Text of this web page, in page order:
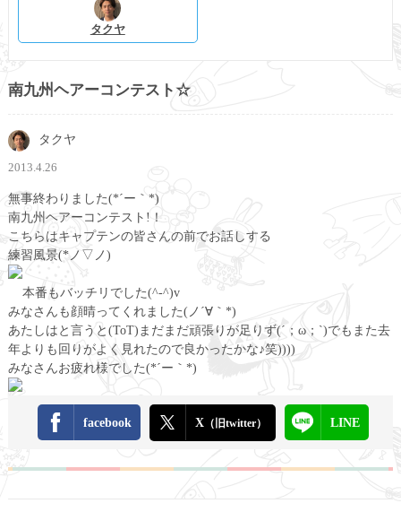
タクヤ
南九州ヘアーコンテスト☆
タクヤ
2013.4.26
無事終わりました(*´ー｀*)
南九州ヘアーコンテスト!！
こちらはキャプテンの皆さんの前でお話しする
練習風景(*ノ▽ノ)
本番もバッチリでした(^-^)v
みなさんも顔晴ってくれました(ノ´∀｀*)
あたしはと言うと(ToT)まだまだ頑張りが足りず(´；ω；`)でもまた去
年よりも回りがよく見れたので良かったかな♪笑))))
みなさんお疲れ様でした(*´ー｀*)
facebook X（旧twitter） LINE